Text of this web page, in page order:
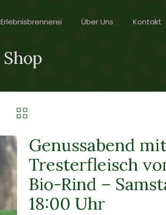
Erlebnisbrennerei Über Uns Kontakt
Shop
Genussabend
Tresterfleisch
Bio-Rind –
18:00 Uhr